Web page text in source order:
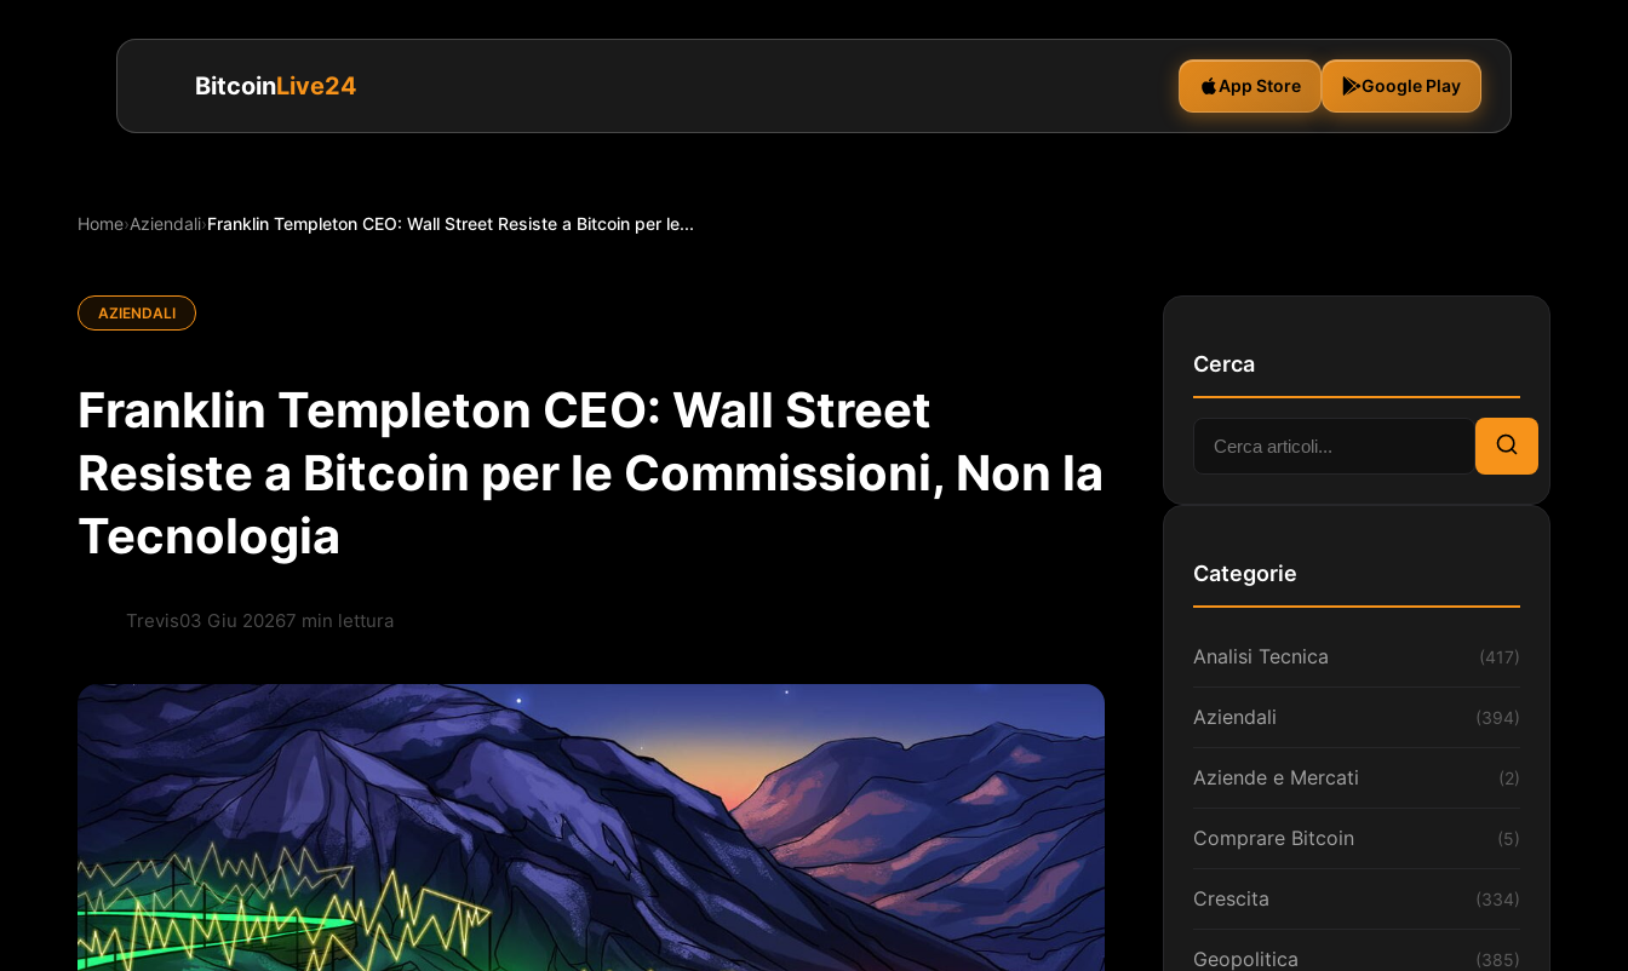
BitcoinLive24 App Store Google Play
Home›Aziendali›Franklin Templeton CEO: Wall Street Resiste a Bitcoin per le...
AZIENDALI
Franklin Templeton CEO: Wall Street
Resiste a Bitcoin per le Commissioni, Non la
Tecnologia
Trevis03 Giu 20267 min lettura
Cerca
Cerca:
Cerca
Categorie
Analisi Tecnica (417)
Aziendali (394)
Aziende e Mercati (2)
Comprare Bitcoin (5)
Crescita (334)
Geopolitica (385)